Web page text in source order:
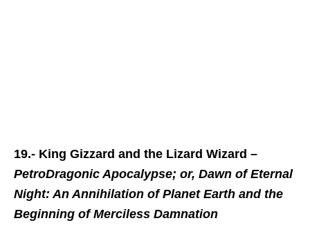
19.- King Gizzard and the Lizard Wizard –
PetroDragonic Apocalypse; or, Dawn of Eternal
Night: An Annihilation of Planet Earth and the
Beginning of Merciless Damnation